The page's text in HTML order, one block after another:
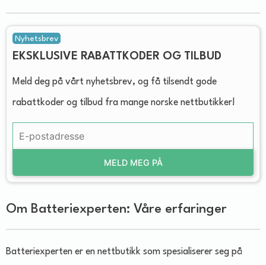
Nyhetsbrev
EKSKLUSIVE RABATTKODER OG TILBUD
Meld deg på vårt nyhetsbrev, og få tilsendt gode
rabattkoder og tilbud fra mange norske nettbutikker!
MELD MEG PÅ
Om Batteriexperten: Våre erfaringer
​Batteriexperten er en nettbutikk som spesialiserer seg på